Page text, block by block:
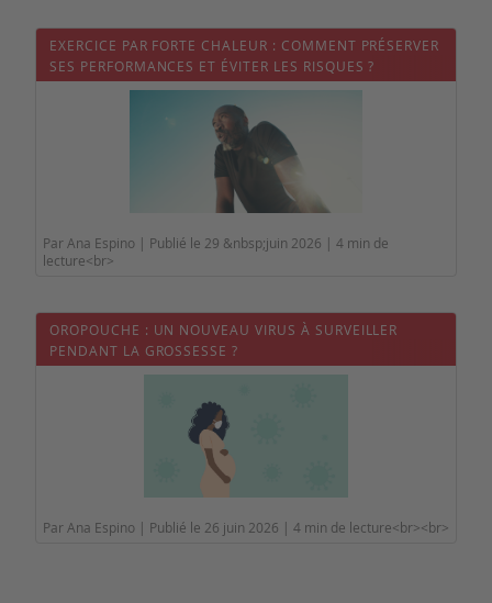
EXERCICE PAR FORTE CHALEUR : COMMENT PRÉSERVER
SES PERFORMANCES ET ÉVITER LES RISQUES ?
Par Ana Espino | Publié le 29 &nbsp;juin 2026 | 4 min de
lecture<br>
OROPOUCHE : UN NOUVEAU VIRUS À SURVEILLER
PENDANT LA GROSSESSE ?
Par Ana Espino | Publié le 26 juin 2026 | 4 min de lecture<br><br>